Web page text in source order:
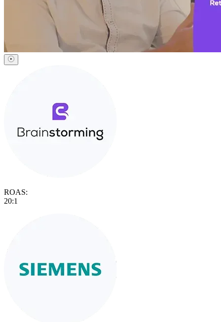
ROAS:
20:1